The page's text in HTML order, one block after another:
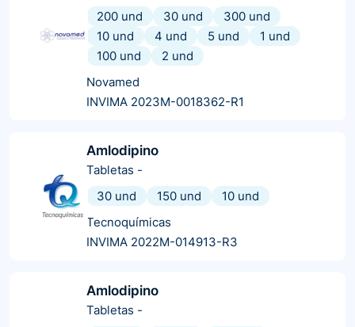
200 und
30 und
300 und
10 und
4 und 5 und
1 und
100 und
2 und
Novamed
INVIMA 2023M-0018362-R1
Amlodipino
Tabletas -
30 und
150 und
10 und
Tecnoquímicas
INVIMA 2022M-014913-R3
Amlodipino
Tabletas -